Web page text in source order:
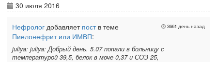
30 июля 2016
3661 день назад
Нефролог добавляет поств теме
Пиелонефрит или ИМВП:
juliya: juliya: Добрый день. 5.07 попали в больницу с
температурой 39,5, белок в моче 0,37 и СОЭ 25,